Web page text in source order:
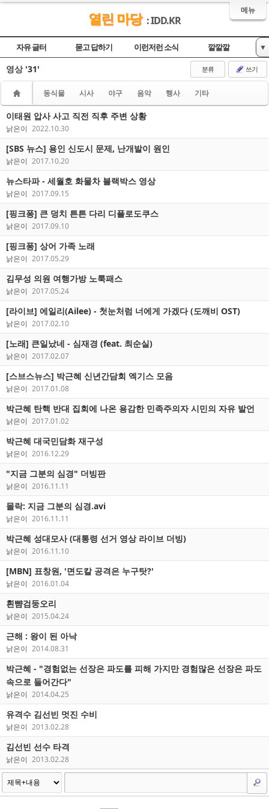
메뉴
열린 마당 : IDD.KR
자유 글터 묻고 답하기 이런저런 소식 깔깔깔 ▼
영상 '31' 분류 쓰기
동식물 시사 야구 음악 행사 기타
이태원 압사 사고 직전 직후 주변 상황
낡은이 2022.10.30
[SBS 뉴스] 용인 신도시 문제, 난개발이 원인
낡은이 2017.10.20
뉴스타파 - 세월호 화물차 블랙박스 영상
낡은이 2017.09.15
[핑크퐁] 큰 덩치 튼튼 다리 디플로도쿠스
낡은이 2017.09.10
[핑크퐁] 상어 가족 노래
낡은이 2017.05.29
김무성 의원 여행가방 노룩패스
낡은이 2017.05.24
[라이브] 에일리(Ailee) - 첫눈처럼 너에게 가겠다 (도깨비 OST)
낡은이 2017.02.10
[노래] 큰일났네 - 심재경 (feat. 최순실)
낡은이 2017.02.07
[스브스뉴스] 박근혜 신년간담회 엑기스 모음
낡은이 2017.01.08
박근혜 탄핵 반대 집회에 나온 용감한 민족주의자 시민의 자유 발언
낡은이 2017.01.02
박근혜 대국민담화 재구성
낡은이 2016.12.29
"지금 그분의 심경" 더빙판
낡은이 2016.11.11
몰락: 지금 그분의 심경.avi
낡은이 2016.11.11
박근혜 성대모사 (대통령 선거 영상 라이브 더빙)
낡은이 2016.11.10
[MBN] 표창원, '면도칼 공격은 누구탓?'
낡은이 2016.01.04
흰뺨검둥오리
낡은이 2015.04.24
근해 : 왕이 된 아낙
낡은이 2014.08.31
박근혜 - "경험없는 선장은 파도를 피해 가지만 경험많은 선장은 파도
속으로 들어간다"
낡은이 2014.04.25
유격수 김선빈 멋진 수비
낡은이 2013.02.28
김선빈 선수 타격
낡은이 2013.02.28